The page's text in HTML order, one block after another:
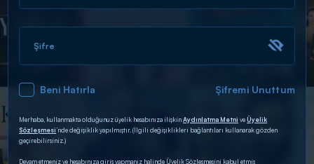
DİĞER SONUÇLAR
Şifre
Beni Hatırla Şifremi Unuttum
Merhaba, kullanmakta olduğunuz üyelik hesabınıza ilişkinAydınlatma Metni veÜyelik
Sözleşmesi’nde değişiklik yapılmıştır. (İlgili değişiklikleri bağlantıları kullanarak gözden
geçirebilirsiniz.)
Devam etmeniz ve hesabınıza giriş yapmanız halinde Üyelik Sözleşmesini kabul etmiş